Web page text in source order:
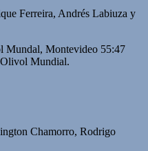
Ferreira, Andrés Labiuza y
Mundal, Montevideo 55:47
Mundial.
Chamorro, Rodrigo